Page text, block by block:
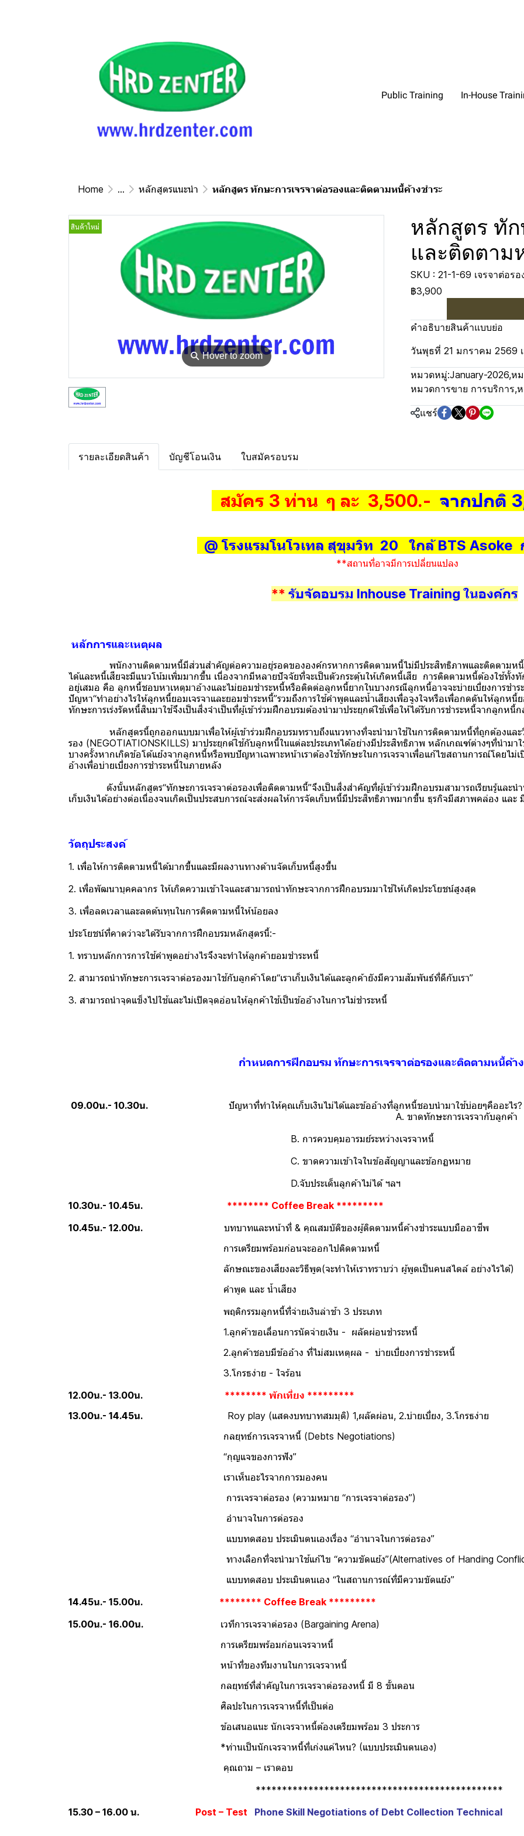
Public Training In-House
Home ... หลักสูตรแนะนำ หลักสูตร ทักษะการเจรจาต่อรองและติดตามหนี้ค้างชำระ
⚲Hover to zoom
สินค้าใหม่
หลักสูตร ทัก
และติดตาม
SKU : 21-1-69 เจรจาต่อร
฿3,900
คำอธิบายสินค้าแบบย่อ
วันพุธที่ 21 มกราคม 2569
หมวดหมู่:January-2026,ห
หมวดการขาย การบริการ,
แชร์
รายละเอียดสินค้า บัญชีโอนเงิน ใบสมัครอบรม
สมัคร 3 ท่าน ๆ ละ 3,500.- จากปกติ
@ โรงแรมโนโวเทล สุขุมวิท 20 ใกล้ BTS Asoke
**สถานที่อาจมีการเปลี่ยนแปลง
** รับจัดอบรม Inhouse Training ในองค์กร
หลักการและเหตุผล
พนักงานติดตามหนี้มีส่วนสำคัญต่อความอยู่รอดขององค์กรหากการติดตามหนี้ไม่มีประสิทธิภาพและติดตามหนี้คื
ได้และหนี้เสียจะมีแนวโน้มเพิ่มมากขึ้น เนื่องจากมีหลายปัจจัยที่จะเป็นตัวกระตุ้นให้เกิดหนี้เสีย การติดตามหนี้ต้องใช้ทั้
อยู่เสมอ คือ ลูกหนี้ชอบหาเหตุมาอ้างและไม่ยอมชำระหนี้หรือติดต่อลูกหนี้ยากในบางกรณีลูกหนี้อาจจะบ่ายเบี่ยงการชำ
ปัญหา“ทำอย่างไรให้ลูกหนี้ยอมเจรจาและยอมชำระหนี้”รวมถึงการใช้คำพูดและน้ำเสียงเพื่อจูงใจหรือเพื่อกดดันให้ลูกหนี้
ทักษะการเร่งรัดหนี้สินมาใช้จึงเป็นสิ่งจำเป็นที่ผู้เข้าร่วมฝึกอบรมต้องนำมาประยุกต์ใช้เพื่อให้ได้รับการชำระหนี้จากลูกห
หลักสูตรนี้ถูกออกแบบมาเพื่อให้ผู้เข้าร่วมฝึกอบรมทราบถึงแนวทางที่จะนำมาใช้ในการติดตามหนี้ที่ถูกต้องและวิ
รอง (NEGOTIATIONSKILLS) มาประยุกต์ใช้กับลูกหนี้ในแต่ละประเภทได้อย่างมีประสิทธิภาพ หลักเกณฑ์ต่างๆที่นำมา
บางครั้งหากเกิดข้อโต้แย้งจากลูกหนี้หรือพบปัญหาเฉพาะหน้าเราต้องใช้ทักษะในการเจรจาเพื่อแก้ไขสถานการณ์โดยไ
อ้างเพื่อบ่ายเบี่ยงการชำระหนี้ในภายหลัง
ดังนั้นหลักสูตร“ทักษะการเจรจาต่อรองเพื่อติดตามหนี้”จึงเป็นสิ่งสำคัญที่ผู้เข้าร่วมฝึกอบรมสามารถเรียนรู้และนำทั
เก็บเงินได้อย่างต่อเนื่องจนเกิดเป็นประสบการณ์จะส่งผลให้การจัดเก็บหนี้มีประสิทธิภาพมากขึ้น ธุรกิจมีสภาพคล่อง และ
วัตถุประสงค์
1. เพื่อให้การติดตามหนี้ได้มากขึ้นและมีผลงานทางด้านจัดเก็บหนี้สูงขึ้น
2. เพื่อพัฒนาบุคคลากร ให้เกิดความเข้าใจและสามารถนำทักษะจากการฝึกอบรมมาใช้ให้เกิดประโยชน์สูงสุด
3. เพื่อลดเวลาและลดต้นทุนในการติดตามหนี้ให้น้อยลง
ประโยชน์ที่คาดว่าจะได้รับจากการฝึกอบรมหลักสูตรนี้:-
1. ทราบหลักการการใช้คำพูดอย่างไรจึงจะทำให้ลูกค้ายอมชำระหนี้
2. สามารถนำทักษะการเจรจาต่อรองมาใช้กับลูกค้าโดย“เราเก็บเงินได้และลูกค้ายังมีความสัมพันธ์ที่ดีกับเรา”
3. สามารถนำจุดแข็งไปใช้และไม่เปิดจุดอ่อนให้ลูกค้าใช้เป็นข้ออ้างในการไม่ชำระหนี้
กำหนดการฝึกอบรม ทักษะการเจรจาต่อรองและติดตามหนี้ค้า
09.00น.- 10.30น.
ปัญหาที่ทำให้คุณเก็บเงินไม่ได้และข้ออ้างที่ลูกหนี้ช
A. ขาดทักษะการเจรจากับลูกค้า
B. การควบคุมอารมย์ระหว่างเจรจาหนี้
C. ขาดความเข้าใจในข้อสัญญาและข้อกฏหมาย
D.จับประเด็นลูกค้าไม่ได้ ฯลฯ
10.30น.- 10.45น.
******** Coffee Break *********
10.45น.- 12.00น.
บทบาทและหน้าที่ & คุณสมบัติของผู้ติดตามหนี้ค้างชำระแบบมืออาชีพ
การเตรียมพร้อมก่อนจะออกไปติดตามหนี้
ลักษณะของเสียงละวิธีพูด(จะทำให้เราทราบว่า ผู้พูดเป็นคนสไตล์ อย่างไรได้)
คำพูด และ น้ำเ
พฤติกรรมลูกหนี้ที่จ่ายเงินล่าช้า 3 ประเภท
1.ลูกค้าขอเลื่อนการนัดจ่ายเงิน - ผลัดผ่อนชำระหนี้
2.ลูกค้าชอบมีข้ออ้าง ที่ไม่สมเหตุผล - บ่ายเบี่ยงกา
3.โกรธง่าย - ใจร้อน
12.00น.- 13.00น.
******** พักเที่ยง *********
13.00น.- 14.45น. Roy play (แสดงบทบาทสมมุติ) 1,ผลัดผ่อน, 2.บ่ายเบี่ยง, 3.โกรธง่าย
กลยุทธ์การเจรจาหนี้ (Debts Negotiations)
“กุญแจของการฟัง”
เราเห็นอะไรจากการมองคน
การเจรจาต่อรอง (ความหมาย “การเจรจาต่อรอง”)
อำนาจในการต่อรอง
แบบทดสอบ ประเมินตนเองเรื่อง “อำนาจในการต่อรอง”
ทางเลือกที่จะนำมาใช้แก้ไข “ความขัดแย้ง”(Alternatives of Handing
แบบทดสอบ ประเมินตนเอง “ในสถานการณ์ที่มีความ
14.45น.- 15.00น.
******** Coffee Break *********
15.00น.- 16.00น.
เวทีการเจรจาต่อรอง (Bargaining Arena)
การเตรียมพร้อมก่อนเจรจาหนี้
หน้าที่ของทีมงานในการเจรจาหนี้
กลยุทธ์ที่สำคัญในการเจรจาต่อรองหนี้ มี 8 ขั้นตอน
ศิลปะในการเจรจาหนี้ที่เป็นต่อ
ข้อเสนอแนะ นักเจรจาหนี้ต้องเตรียมพร้อม 3 ประการ
*ท่านเป็นนักเจรจาหนี้ที่เก่งแค่ไหน? (แบบประเมินตนเอง)
คุณถาม – เราตอบ
***********************************************
15.30 – 16.00 น.
Post – Test Phone Skill Negotiations of Debt Collection Technical